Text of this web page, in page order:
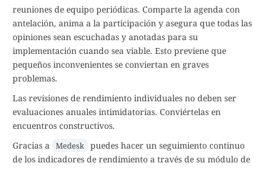
reuniones de equipo periódicas. Comparte la agenda con
antelación, anima a la participación y asegura que todas las
opiniones sean escuchadas y anotadas para su
implementación cuando sea viable. Esto previene que
pequeños inconvenientes se conviertan en graves
problemas.
Las revisiones de rendimiento individuales no deben ser
evaluaciones anuales intimidatorias. Conviértelas en
encuentros constructivos.
Gracias a Medesk puedes hacer un seguimiento continuo
de los indicadores de rendimiento a través de su módulo de